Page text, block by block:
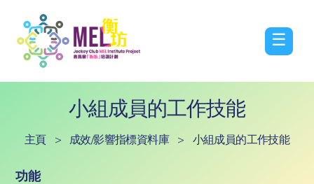
☰
小組成員的工作技能
主頁 > 成效/影響指標資料庫 > 小組成員的工作技能
功能